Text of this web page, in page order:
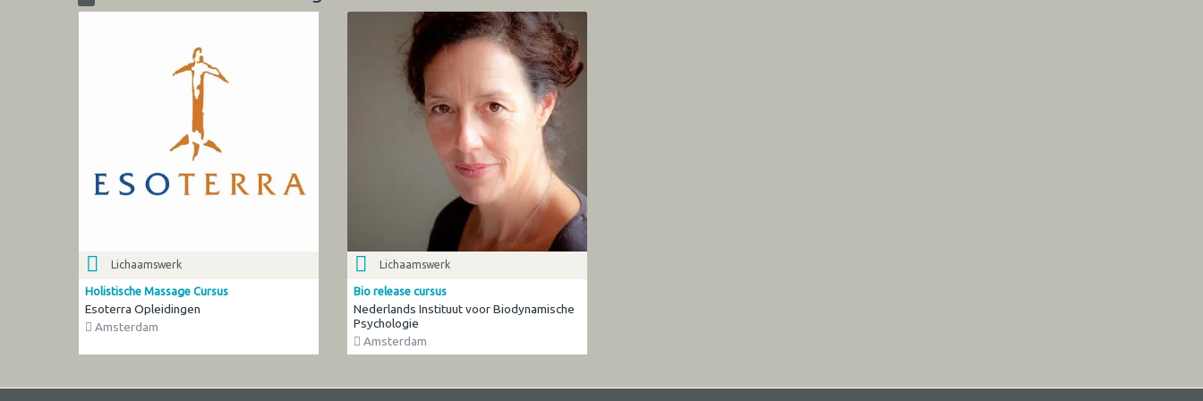
Lichaamswerk
Holistische Massage Cursus
Esoterra Opleidingen
Amsterdam
Lichaamswerk
Bio release cursus
Nederlands Instituut voor Biodynamische
Psychologie
Amsterdam